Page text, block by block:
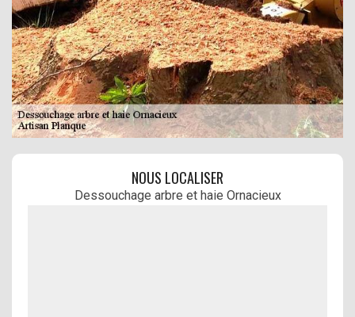
NOUS LOCALISER
Dessouchage arbre et haie Ornacieux